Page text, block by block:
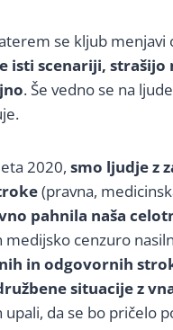
se kljub
isti scenariji,
. Še vedno se na
2020, smo ljudje z
(pravna,
pahnila naša
cenzuro
in odgovornih
situacije z
upali, da se bo pričelo